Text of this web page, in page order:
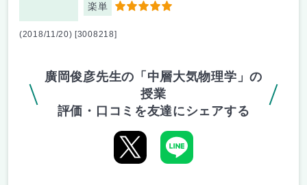
楽単 5
(2018/11/20) [3008218]
廣岡俊彦先生の「中層大気物理学」の
授業
評価・口コミを友達にシェアする